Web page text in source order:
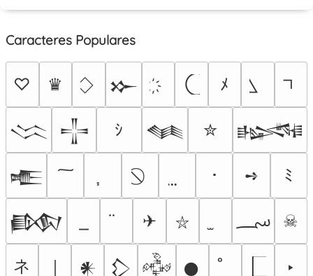
Caracteres Populares
♡ ♛ 𒁍 ﾒ
𒈱 𒋲 ｼ 𒈝 ✮ 𒈙
𒍫 ･ ➺ ﾐ
𒁃 ✈ ⛥ ؄ ☠
ネ 𒀭 𒁷 𒅒 𒊹 ‣